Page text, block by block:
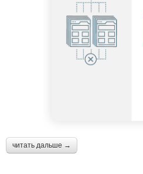
читать дальше →